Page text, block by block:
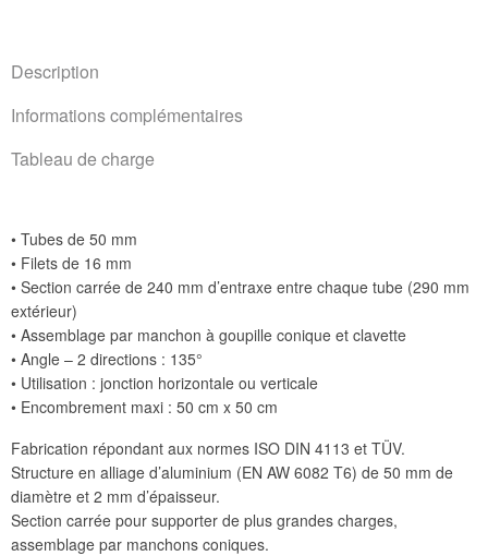
Description
Informations complémentaires
Tableau de charge
• Tubes de 50 mm
• Filets de 16 mm
• Section carrée de 240 mm d’entraxe entre chaque tube (290 mm
extérieur)
• Assemblage par manchon à goupille conique et clavette
• Angle – 2 directions : 135°
• Utilisation : jonction horizontale ou verticale
• Encombrement maxi : 50 cm x 50 cm
Fabrication répondant aux normes ISO DIN 4113 et TÜV.
Structure en alliage d’aluminium (EN AW 6082 T6) de 50 mm de
diamètre et 2 mm d’épaisseur.
Section carrée pour supporter de plus grandes charges,
assemblage par manchons coniques.